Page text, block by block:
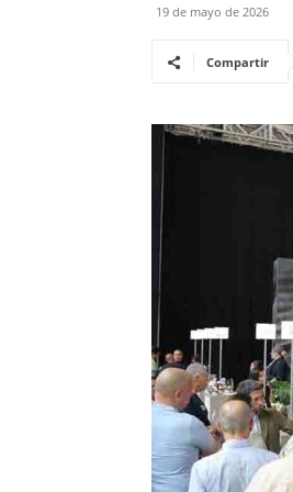
19 de mayo de 2026
Compartir